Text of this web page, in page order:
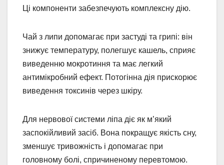
Ці компоненти забезпечують комплексну дію.
Чай з липи допомагає при застуді та грипі: він
знижує температуру, полегшує кашель, сприяє
виведенню мокротиння та має легкий
антимікробний ефект. Потогінна дія прискорює
виведення токсинів через шкіру.
Для нервової системи ліпа діє як м’який
заспокійливий засіб. Вона покращує якість сну,
зменшує тривожність і допомагає при
головному болі, спричиненому перевтомою.